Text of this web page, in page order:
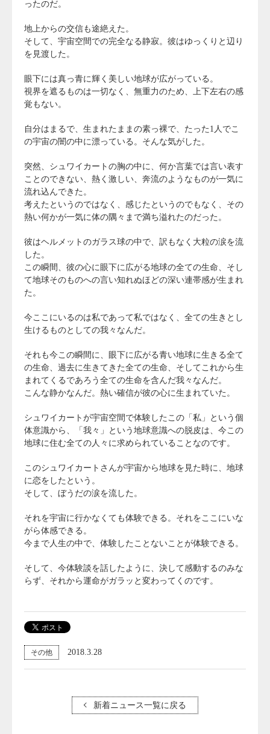
ったのだ。
地上からの交信も途絶えた。
そして、宇宙空間での完全なる静寂。彼はゆっくりと辺り
を見渡した。
眼下には真っ青に輝く美しい地球が広がっている。
視界を遮るものは一切なく、無重力のため、上下左右の感
覚もない。
自分はまるで、生まれたままの素っ裸で、たった1人でこ
の宇宙の闇の中に漂っている。そんな気がした。
突然、シュワイカートの胸の中に、何か言葉では言い表す
ことのできない、熱く激しい、奔流のようなものが一気に
流れ込んできた。
考えたというのではなく、感じたというのでもなく、その
熱い何かが一気に体の隅々まで満ち溢れたのだった。
彼はヘルメットのガラス球の中で、訳もなく大粒の涙を流
した。
この瞬間、彼の心に眼下に広がる地球の全ての生命、そし
て地球そのものへの言い知れぬほどの深い連帯感が生まれ
た。
今ここにいるのは私であって私ではなく、全ての生きとし
生けるものとしての我々なんだ。
それも今この瞬間に、眼下に広がる青い地球に生きる全て
の生命、過去に生きてきた全ての生命、そしてこれから生
まれてくるであろう全ての生命を含んだ我々なんだ。
こんな静かなんだ。熱い確信が彼の心に生まれていた。
シュワイカートが宇宙空間で体験したこの「私」という個
体意識から、「我々」という地球意識への脱皮は、今この
地球に住む全ての人々に求められていることなのです。
このシュワイカートさんが宇宙から地球を見た時に、地球
に恋をしたという。
そして、ぼうだの涙を流した。
それを宇宙に行かなくても体験できる。それをここにいな
がら体感できる。
今まで人生の中で、体験したことないことが体験できる。
そして、今体験談を話したように、決して感動するのみな
らず、それから運命がガラッと変わってくのです。
その他 2018.3.28
新着ニュース一覧に戻る